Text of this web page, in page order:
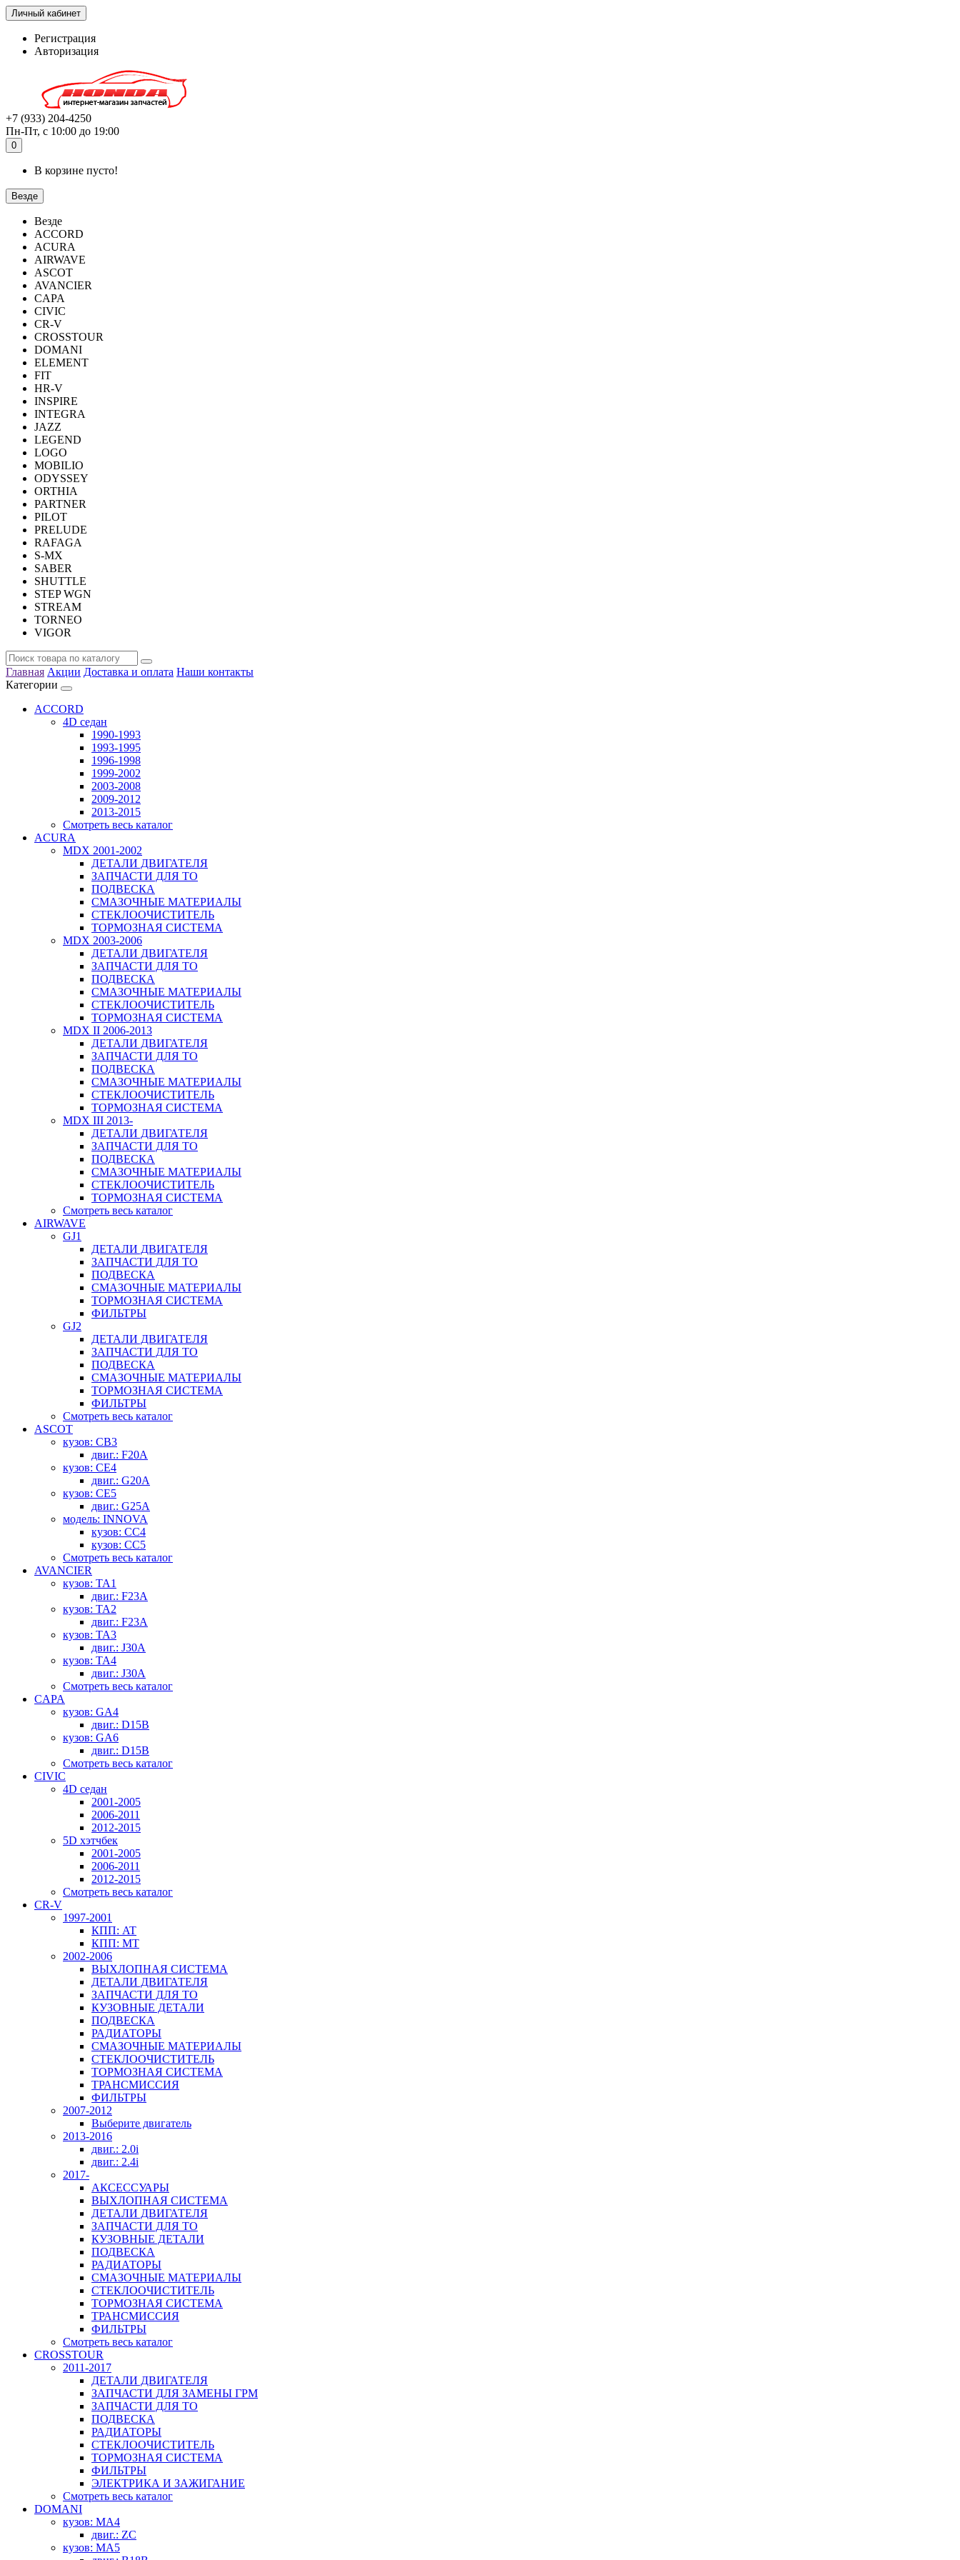
Личный кабинет
Регистрация
Авторизация
+7 (933) 204-4250
Пн-Пт, с 10:00 до 19:00
0
В корзине пусто!
Везде
Везде
ACCORD
ACURA
AIRWAVE
ASCOT
AVANCIER
CAPA
CIVIC
CR-V
CROSSTOUR
DOMANI
ELEMENT
FIT
HR-V
INSPIRE
INTEGRA
JAZZ
LEGEND
LOGO
MOBILIO
ODYSSEY
ORTHIA
PARTNER
PILOT
PRELUDE
RAFAGA
S-MX
SABER
SHUTTLE
STEP WGN
STREAM
TORNEO
VIGOR
Главная Акции Доставка и оплата Наши контакты
Категории
ACCORD
4D седан
1990-1993
1993-1995
1996-1998
1999-2002
2003-2008
2009-2012
2013-2015
Смотреть весь каталог
ACURA
MDX 2001-2002
ДЕТАЛИ ДВИГАТЕЛЯ
ЗАПЧАСТИ ДЛЯ ТО
ПОДВЕСКА
СМАЗОЧНЫЕ МАТЕРИАЛЫ
СТЕКЛООЧИСТИТЕЛЬ
ТОРМОЗНАЯ СИСТЕМА
MDX 2003-2006
ДЕТАЛИ ДВИГАТЕЛЯ
ЗАПЧАСТИ ДЛЯ ТО
ПОДВЕСКА
СМАЗОЧНЫЕ МАТЕРИАЛЫ
СТЕКЛООЧИСТИТЕЛЬ
ТОРМОЗНАЯ СИСТЕМА
MDX II 2006-2013
ДЕТАЛИ ДВИГАТЕЛЯ
ЗАПЧАСТИ ДЛЯ ТО
ПОДВЕСКА
СМАЗОЧНЫЕ МАТЕРИАЛЫ
СТЕКЛООЧИСТИТЕЛЬ
ТОРМОЗНАЯ СИСТЕМА
MDX III 2013-
ДЕТАЛИ ДВИГАТЕЛЯ
ЗАПЧАСТИ ДЛЯ ТО
ПОДВЕСКА
СМАЗОЧНЫЕ МАТЕРИАЛЫ
СТЕКЛООЧИСТИТЕЛЬ
ТОРМОЗНАЯ СИСТЕМА
Смотреть весь каталог
AIRWAVE
GJ1
ДЕТАЛИ ДВИГАТЕЛЯ
ЗАПЧАСТИ ДЛЯ ТО
ПОДВЕСКА
СМАЗОЧНЫЕ МАТЕРИАЛЫ
ТОРМОЗНАЯ СИСТЕМА
ФИЛЬТРЫ
GJ2
ДЕТАЛИ ДВИГАТЕЛЯ
ЗАПЧАСТИ ДЛЯ ТО
ПОДВЕСКА
СМАЗОЧНЫЕ МАТЕРИАЛЫ
ТОРМОЗНАЯ СИСТЕМА
ФИЛЬТРЫ
Смотреть весь каталог
ASCOT
кузов: CB3
двиг.: F20A
кузов: CE4
двиг.: G20A
кузов: CE5
двиг.: G25A
модель: INNOVA
кузов: CC4
кузов: CC5
Смотреть весь каталог
AVANCIER
кузов: TA1
двиг.: F23A
кузов: TA2
двиг.: F23A
кузов: TA3
двиг.: J30A
кузов: TA4
двиг.: J30A
Смотреть весь каталог
CAPA
кузов: GA4
двиг.: D15B
кузов: GA6
двиг.: D15B
Смотреть весь каталог
CIVIC
4D седан
2001-2005
2006-2011
2012-2015
5D хэтчбек
2001-2005
2006-2011
2012-2015
Смотреть весь каталог
CR-V
1997-2001
КПП: AT
КПП: MT
2002-2006
ВЫХЛОПНАЯ СИСТЕМА
ДЕТАЛИ ДВИГАТЕЛЯ
ЗАПЧАСТИ ДЛЯ ТО
КУЗОВНЫЕ ДЕТАЛИ
ПОДВЕСКА
РАДИАТОРЫ
СМАЗОЧНЫЕ МАТЕРИАЛЫ
СТЕКЛООЧИСТИТЕЛЬ
ТОРМОЗНАЯ СИСТЕМА
ТРАНСМИССИЯ
ФИЛЬТРЫ
2007-2012
Выберите двигатель
2013-2016
двиг.: 2.0i
двиг.: 2.4i
2017-
АКСЕССУАРЫ
ВЫХЛОПНАЯ СИСТЕМА
ДЕТАЛИ ДВИГАТЕЛЯ
ЗАПЧАСТИ ДЛЯ ТО
КУЗОВНЫЕ ДЕТАЛИ
ПОДВЕСКА
РАДИАТОРЫ
СМАЗОЧНЫЕ МАТЕРИАЛЫ
СТЕКЛООЧИСТИТЕЛЬ
ТОРМОЗНАЯ СИСТЕМА
ТРАНСМИССИЯ
ФИЛЬТРЫ
Смотреть весь каталог
CROSSTOUR
2011-2017
ДЕТАЛИ ДВИГАТЕЛЯ
ЗАПЧАСТИ ДЛЯ ЗАМЕНЫ ГРМ
ЗАПЧАСТИ ДЛЯ ТО
ПОДВЕСКА
РАДИАТОРЫ
СТЕКЛООЧИСТИТЕЛЬ
ТОРМОЗНАЯ СИСТЕМА
ФИЛЬТРЫ
ЭЛЕКТРИКА И ЗАЖИГАНИЕ
Смотреть весь каталог
DOMANI
кузов: MA4
двиг.: ZC
кузов: MA5